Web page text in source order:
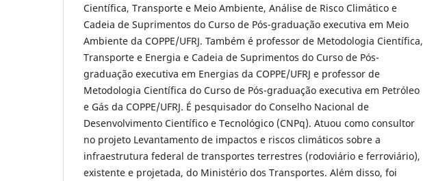
Científica, Transporte e Meio Ambiente, Análise de Risco Climático e
Cadeia de Suprimentos do Curso de Pós-graduação executiva em Meio
Ambiente da COPPE/UFRJ. Também é professor de Metodologia Científica,
Transporte e Energia e Cadeia de Suprimentos do Curso de Pós-
graduação executiva em Energias da COPPE/UFRJ e professor de
Metodologia Científica do Curso de Pós-graduação executiva em Petróleo
e Gás da COPPE/UFRJ. É pesquisador do Conselho Nacional de
Desenvolvimento Científico e Tecnológico (CNPq). Atuou como consultor
no projeto Levantamento de impactos e riscos climáticos sobre a
infraestrutura federal de transportes terrestres (rodoviário e ferroviário),
existente e projetada, do Ministério dos Transportes. Além disso, foi